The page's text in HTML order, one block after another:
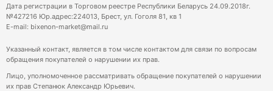
Дата регистрации в Торговом реестре Республики Беларусь 24.09.2018г.
№427216 Юр.адрес:224013, Брест, ул. Гоголя 81, кв 1
E-mail: bixenon-market@mail.ru
Указанный контакт, является в том числе контактом для связи по вопросам
обращения покупателей о нарушении их прав.
Лицо, уполномоченное рассматривать обращение покупателей о нарушении
их прав Степанюк Александр Юрьевич.